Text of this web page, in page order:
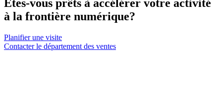
Êtes-vous prêts à accélérer votre activité
à la frontière numérique?
Planifier une visite
Contacter le département des ventes